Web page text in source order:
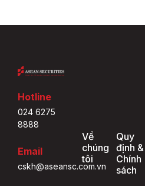
Hotline
024 6275
8888
Email
cskh@aseansc.com.vn
Về
chúng
tôi
Quy
định &
Chính
sách